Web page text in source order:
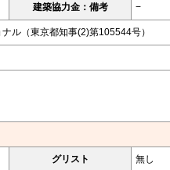
建築協力金：備考 −
ル（東京都知事(2)第105544号）
グリスト 無し